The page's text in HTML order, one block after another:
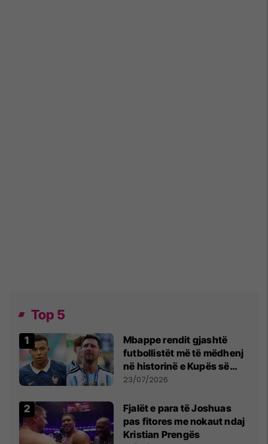
Top 5
Mbappe rendit gjashtë
futbollistët më të mëdhenj
në historinë e Kupës së
Botës, Messi mbetet i dyti
23/07/2026
Fjalët e para të Joshuas
pas fitores me nokaut ndaj
Kristian Prengës